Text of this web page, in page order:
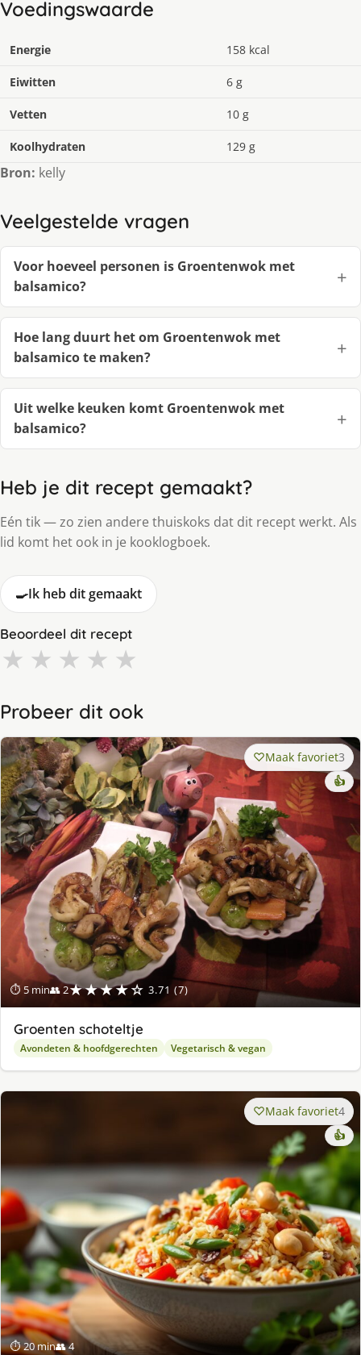
Voedingswaarde
Energie 158 kcal
Eiwitten 6 g
Vetten 10 g
Koolhydraten 129 g
Bron: kelly
Veelgestelde vragen
Voor hoeveel personen is Groentenwok met
balsamico?
Hoe lang duurt het om Groentenwok met
balsamico te maken?
Uit welke keuken komt Groentenwok met
balsamico?
Heb je dit recept gemaakt?
Eén tik — zo zien andere thuiskoks dat dit recept werkt. Als
lid komt het ook in je kooklogboek.
🍳Ik heb dit gemaakt
Beoordeel dit recept
★ ★ ★ ★ ★
Probeer dit ook
⏱ 5 min👥 2★★★★☆ 3.71 (7)
Maak favoriet3
👍
Groenten schoteltje
Avondeten & hoofdgerechten Vegetarisch & vegan
⏱ 20 min👥 4
Maak favoriet4
👍